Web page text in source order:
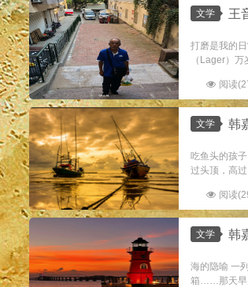
文学 王
打磨是我的
（Lager）
阅读
文学 韩
吃鱼头的孩
过头顶，高
阅读
文学 韩
海的隐喻 一
箱……那天早